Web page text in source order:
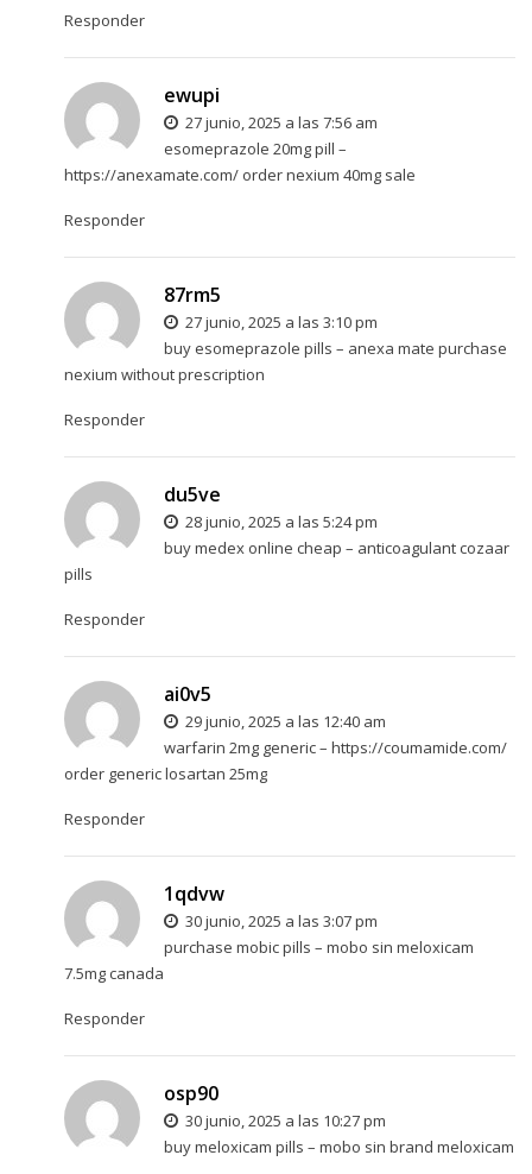
Responder
ewupi
27 junio, 2025 a las 7:56 am
esomeprazole 20mg pill –
https://anexamate.com/order nexium 40mg sale
Responder
87rm5
27 junio, 2025 a las 3:10 pm
buy esomeprazole pills – anexa mate purchase
nexium without prescription
Responder
du5ve
28 junio, 2025 a las 5:24 pm
buy medex online cheap – anticoagulantcozaar
pills
Responder
ai0v5
29 junio, 2025 a las 12:40 am
warfarin 2mg generic – https://coumamide.com/
order generic losartan 25mg
Responder
1qdvw
30 junio, 2025 a las 3:07 pm
purchase mobic pills – mobo sin meloxicam
7.5mg canada
Responder
osp90
30 junio, 2025 a las 10:27 pm
buy meloxicam pills – mobo sin brand meloxicam